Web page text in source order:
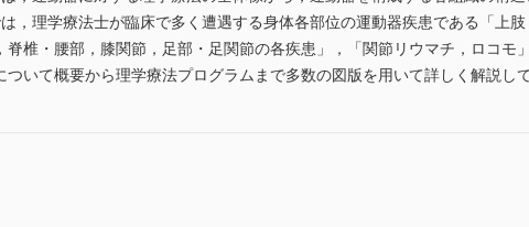
，理学療法士が臨床で多く遭遇する身体各部位の運動器疾患である「上
脊椎・腰部，膝関節，足部・足関節の各疾患」，「関節リウマチ，ロコモ
ついて概要から理学療法プログラムまで多数の図版を用いて詳しく解説して